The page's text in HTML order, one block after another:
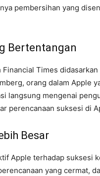
pembersihan yang
Bertentangan
Times
orang dalam Apple
langsung mengenai
perencanaan suksesi di
Besar
Apple terhadap suksesi
yang cermat,